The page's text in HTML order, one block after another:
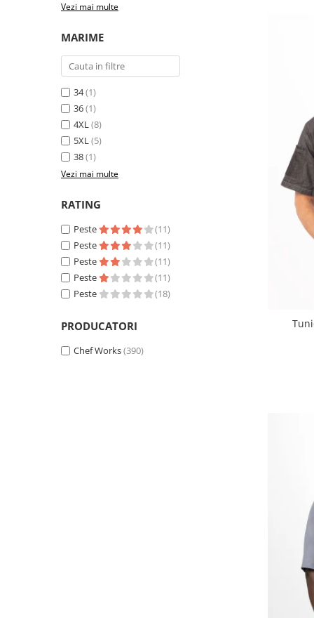
Vezi mai multe
MARIME
34(1)
36(1)
4XL(8)
5XL(5)
38(1)
Vezi mai multe
RATING
Peste
(11)
Peste
(11)
Peste
(11)
Peste
(11)
Peste
(18)
PRODUCATORI
Chef Works(390)